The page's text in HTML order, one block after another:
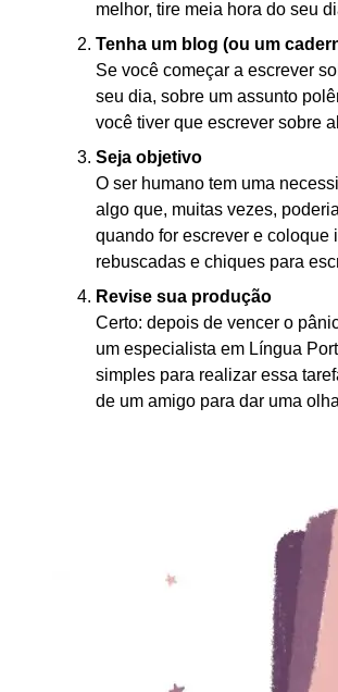
melhor, tire meia hora do seu
Tenha um blog (ou um
Se você começar a escrever
seu dia, sobre um assunto
você tiver que escrever sobre
Seja objetivo
O ser humano tem uma
algo que, muitas vezes,
quando for escrever e coloque
rebuscadas e chiques para
Revise sua produção
Certo: depois de vencer o
um especialista em Língua
simples para realizar essa
de um amigo para dar uma